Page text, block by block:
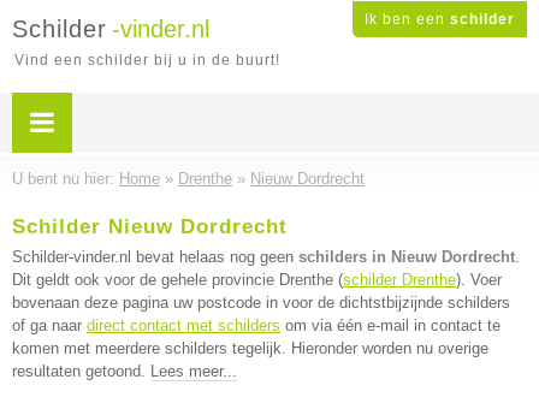
Ik ben een schilder
Schilder -vinder.nl
Vind een schilder bij u in de buurt!
U bent nu hier: Home » Drenthe » Nieuw Dordrecht
Schilder Nieuw Dordrecht
Schilder-vinder.nl bevat helaas nog geen schilders in Nieuw Dordrecht.
Dit geldt ook voor de gehele provincie Drenthe (schilder Drenthe). Voer
bovenaan deze pagina uw postcode in voor de dichtstbijzijnde schilders
of ga naar direct contact met schilders om via één e-mail in contact te
komen met meerdere schilders tegelijk. Hieronder worden nu overige
resultaten getoond. Lees meer...